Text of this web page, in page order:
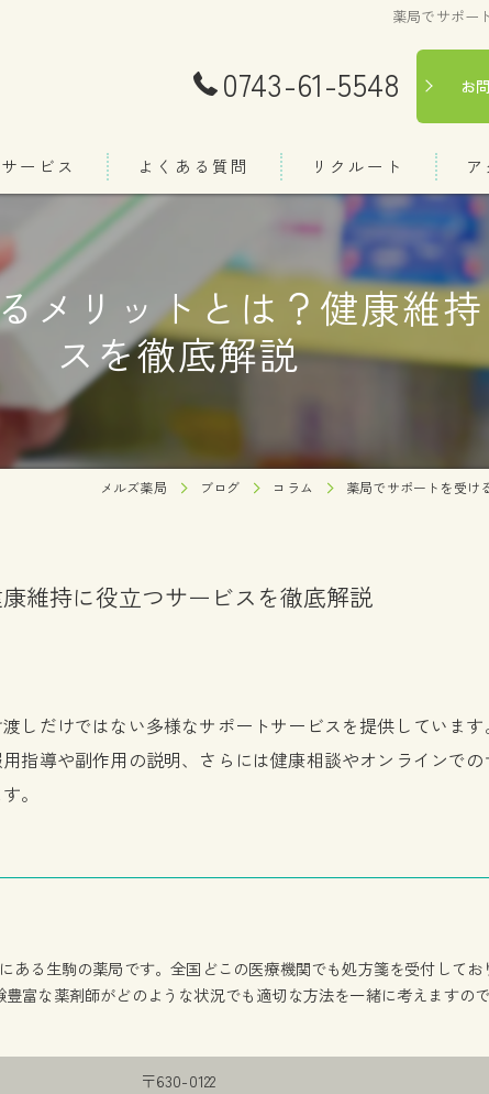
薬局でサポー
0743-61-5548 お
サービス
当薬局の特徴
処方箋
在宅訪問
よくある質問 リクルート
メリットとは？健康維
スを徹底解説
メルズ薬局 ブログ コラム 薬局でサポートを受け
維持に役立つサービスを徹底解説
しだけではない多様なサポートサービスを提供していま
指導や副作用の説明、さらには健康相談やオンラインで
。
ある生駒の薬局です。全国どこの医療機関でも処方箋を受付して
富な薬剤師がどのような状況でも適切な方法を一緒に考えますの
〒630-0122